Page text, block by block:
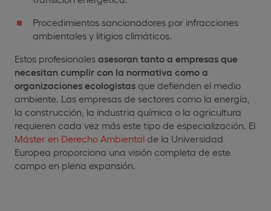
Procedimientos sancionadores por infracciones
ambientales y litigios climáticos.
Estos profesionales asesoran tanto a empresas que
necesitan cumplir con la normativa como a
organizaciones ecologistas que defienden el medio
ambiente. Las empresas de sectores como la energía,
la construcción, la industria química o la agricultura
requieren cada vez más este tipo de especialización. El
Máster en Derecho Ambiental de la Universidad
Europea proporciona una visión completa de este
campo en plena expansión.